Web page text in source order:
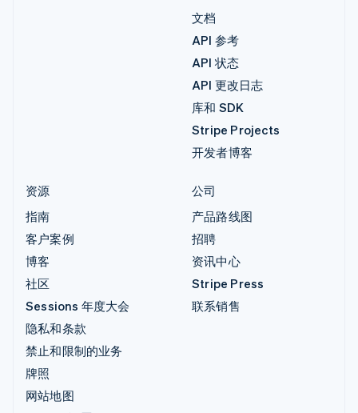
文档
API 参考
API 状态
API 更改日志
库和 SDK
Stripe Projects
开发者博客
资源
指南
客户案例
博客
社区
Sessions 年度大会
隐私和条款
禁止和限制的业务
牌照
网站地图
公司
产品路线图
招聘
资讯中心
Stripe Press
联系销售